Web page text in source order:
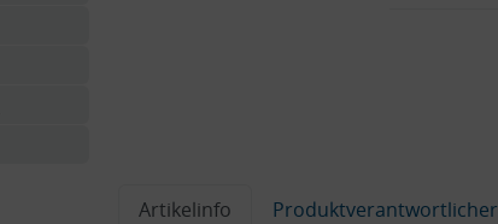
Artikelinfo Produktverantwortlicher